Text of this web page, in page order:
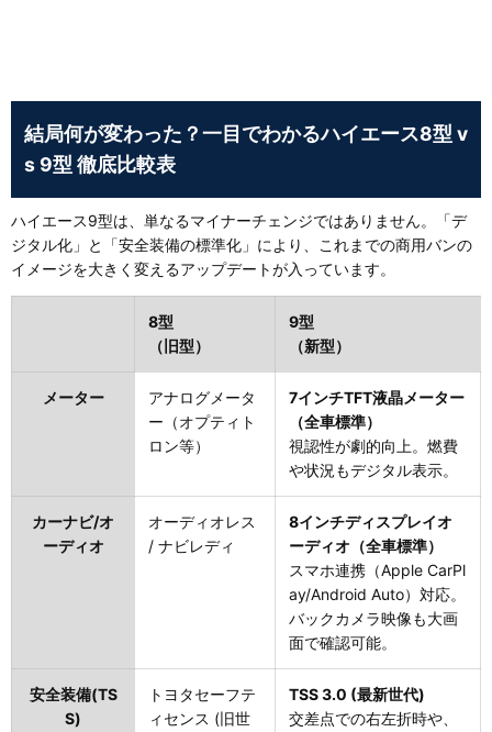
結局何が変わった？一目でわかるハイエース8型 v
s 9型 徹底比較表
ハイエース9型は、単なるマイナーチェンジではありません。「デ
ジタル化」と「安全装備の標準化」により、これまでの商用バンの
イメージを大きく変えるアップデートが入っています。
8型
（旧型）
9型
（新型）
メーター
アナログメータ
ー（オプティト
ロン等）
7インチTFT液晶メーター
（全車標準）
視認性が劇的向上。燃費
や状況もデジタル表示。
カーナビ/オ
ーディオ
オーディオレス
/ ナビレディ
8インチディスプレイオ
ーディオ（全車標準）
スマホ連携（Apple CarPl
ay/Android Auto）対応。
バックカメラ映像も大画
面で確認可能。
安全装備(TS
S)
トヨタセーフテ
ィセンス (旧世
TSS 3.0 (最新世代)
交差点での右左折時や、